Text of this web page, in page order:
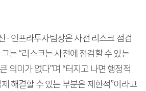
·인프라투자팀장은 사전 리스크 점검
는 “리스크는 사전에 점검할 수 있는
의미가 없다”며 “터지고 나면 행정적
해결할 수 있는 부분은 제한적”이라고